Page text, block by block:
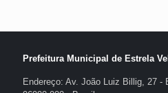
Prefeitura Municipal de Estrela
Endereço: Av. João Luiz Billig, 27 -